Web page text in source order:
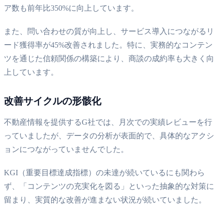
ア数も前年比350%に向上しています。
また、問い合わせの質が向上し、サービス導入につながるリ
ード獲得率が45%改善されました。特に、実務的なコンテン
ツを通じた信頼関係の構築により、商談の成約率も大きく向
上しています。
改善サイクルの形骸化
不動産情報を提供するG社では、月次での実績レビューを行
っていましたが、データの分析が表面的で、具体的なアクシ
ョンにつながっていませんでした。
KGI（重要目標達成指標）の未達が続いているにも関わら
ず、「コンテンツの充実化を図る」といった抽象的な対策に
留まり、実質的な改善が進まない状況が続いていました。